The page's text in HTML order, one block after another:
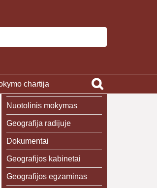
chartija
Nuotolinis mokymas
Geografija radijuje
Dokumentai
Geografijos kabinetai
Geografijos egzaminas